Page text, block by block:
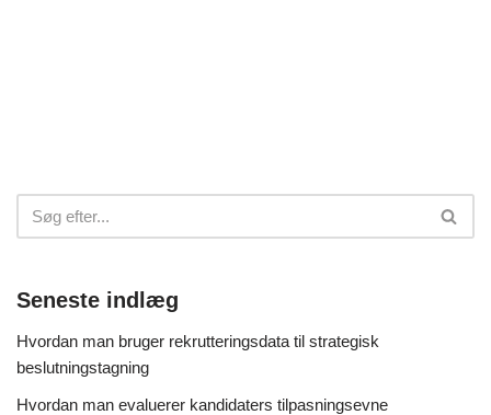
Seneste indlæg
Hvordan man bruger rekrutteringsdata til strategisk
beslutningstagning
Hvordan man evaluerer kandidaters tilpasningsevne